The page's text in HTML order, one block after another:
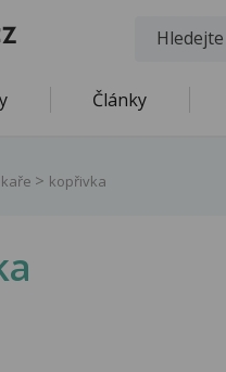
Články
kopřivka